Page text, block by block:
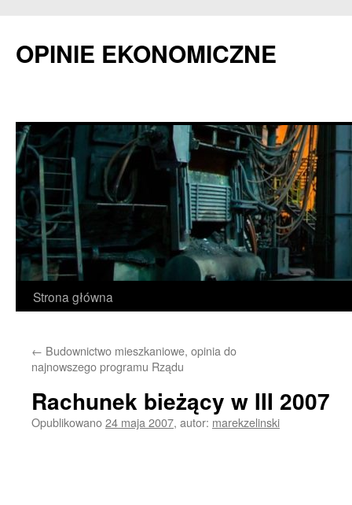
OPINIE EKONOMICZNE
Przejdź
treści
Strona główna
← Budownictwo mieszkaniowe, opinia do
najnowszego programu Rządu
Rachunek bieżący w III 2007
Opublikowano24 maja 2007, autor: marekzelinski